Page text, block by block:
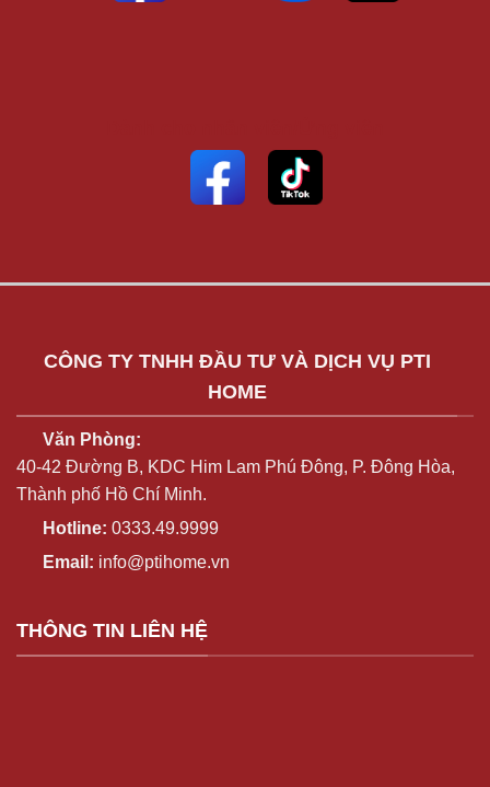
CÔNG TY TNHH ĐẦU TƯ VÀ DỊCH VỤ PTI
HOME
Văn Phòng:
40-42 Đường B, KDC Him Lam Phú Đông, P. Đông Hòa,
Thành phố Hồ Chí Minh.
Hotline: 0333.49.9999
Email: info@ptihome.vn
THÔNG TIN LIÊN HỆ